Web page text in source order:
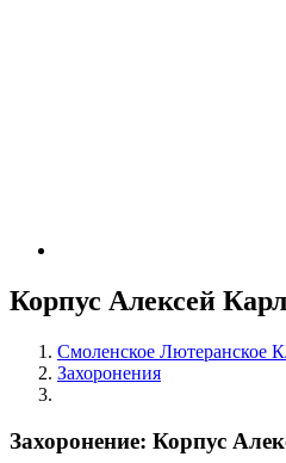
Корпус Алексей
Смоленское Лютеранское
Захоронения
Захоронение: Корпус